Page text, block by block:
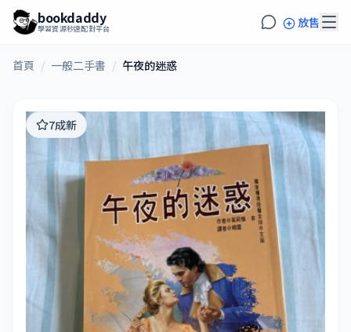
bookdaddy
學習資源秒速配對平台 放售
首頁 / 一般二手書 / 午夜的迷惑
7成新